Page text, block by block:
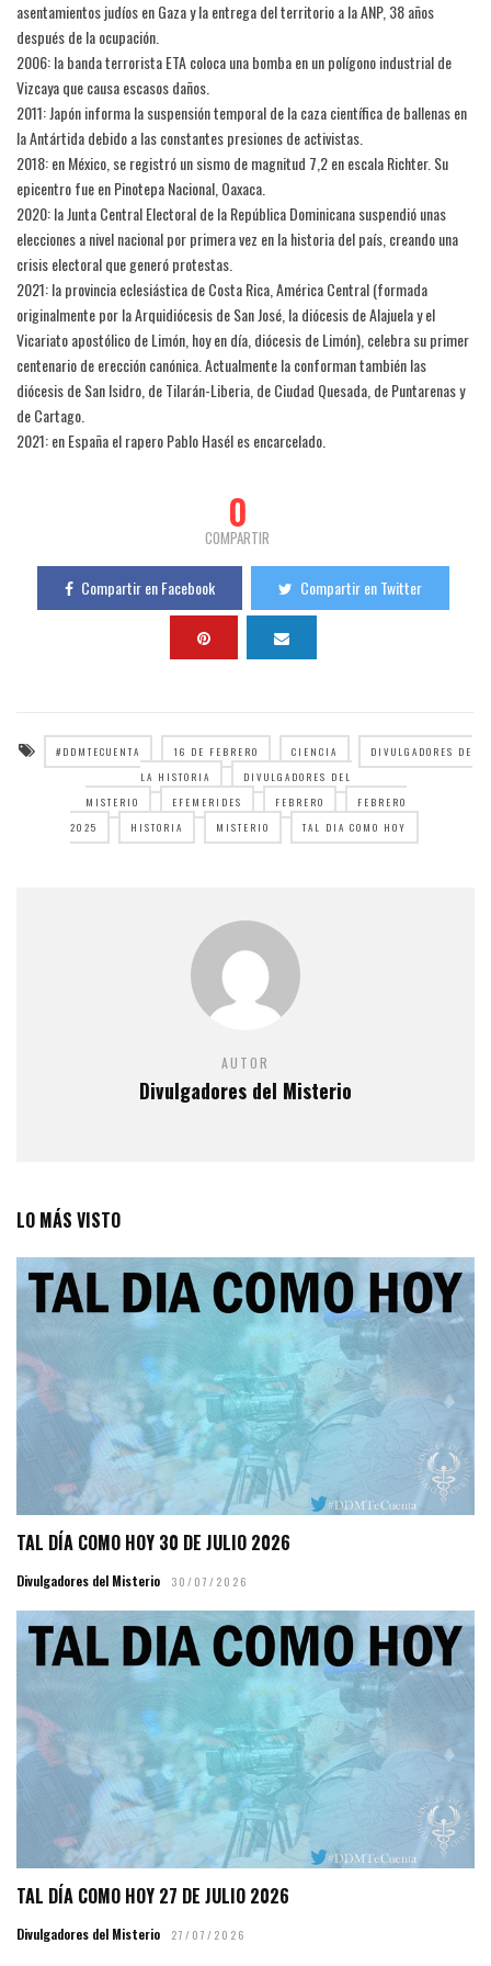
asentamientos judíos en Gaza y la entrega del territorio a la ANP, 38 años
después de la ocupación.
2006: la banda terrorista ETA coloca una bomba en un polígono industrial de
Vizcaya que causa escasos daños.
2011: Japón informa la suspensión temporal de la caza científica de ballenas en
la Antártida debido a las constantes presiones de activistas.
2018: en México, se registró un sismo de magnitud 7,2 en escala Richter. Su
epicentro fue en Pinotepa Nacional, Oaxaca.
2020: la Junta Central Electoral de la República Dominicana suspendió unas
elecciones a nivel nacional por primera vez en la historia del país, creando una
crisis electoral que generó protestas.
2021: la provincia eclesiástica de Costa Rica, América Central (formada
originalmente por la Arquidiócesis de San José, la diócesis de Alajuela y el
Vicariato apostólico de Limón, hoy en día, diócesis de Limón), celebra su primer
centenario de erección canónica. Actualmente la conforman también las
diócesis de San Isidro, de Tilarán-Liberia, de Ciudad Quesada, de Puntarenas y
de Cartago.
2021: en España el rapero Pablo Hasél es encarcelado.
0
COMPARTIR
Compartir en Facebook Compartir en Twitter
#DDMTECUENTA 16 DE FEBRERO CIENCIA
DIVULGADORES DE
LA HISTORIA
DIVULGADORES DEL
MISTERIO
EFEMERIDES FEBRERO
FEBRERO
2025
HISTORIA MISTERIO TAL DIA COMO HOY
AUTOR
Divulgadores del Misterio
LO MÁS VISTO
TAL DÍA COMO HOY 30 DE JULIO 2026
Divulgadores del Misterio 30/07/2026
TAL DÍA COMO HOY 27 DE JULIO 2026
Divulgadores del Misterio 27/07/2026